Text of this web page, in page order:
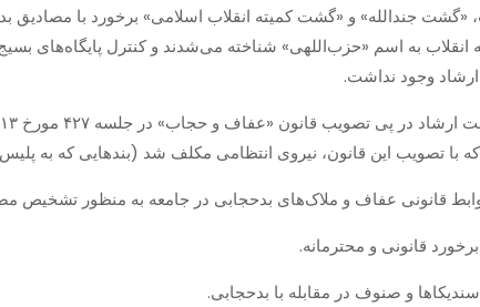
جندالله» و «گشت کمیته انقلاب اسلامی» برخورد با مصادیق
به اسم «حزب‌اللهی‌» شناخته می‌شدند و کنترل پایگاه‌های بسیج
وجود نداشت.
با تصویب این قانون، نیروی انتظامی مکلف شد (بندهایی که به پلیس